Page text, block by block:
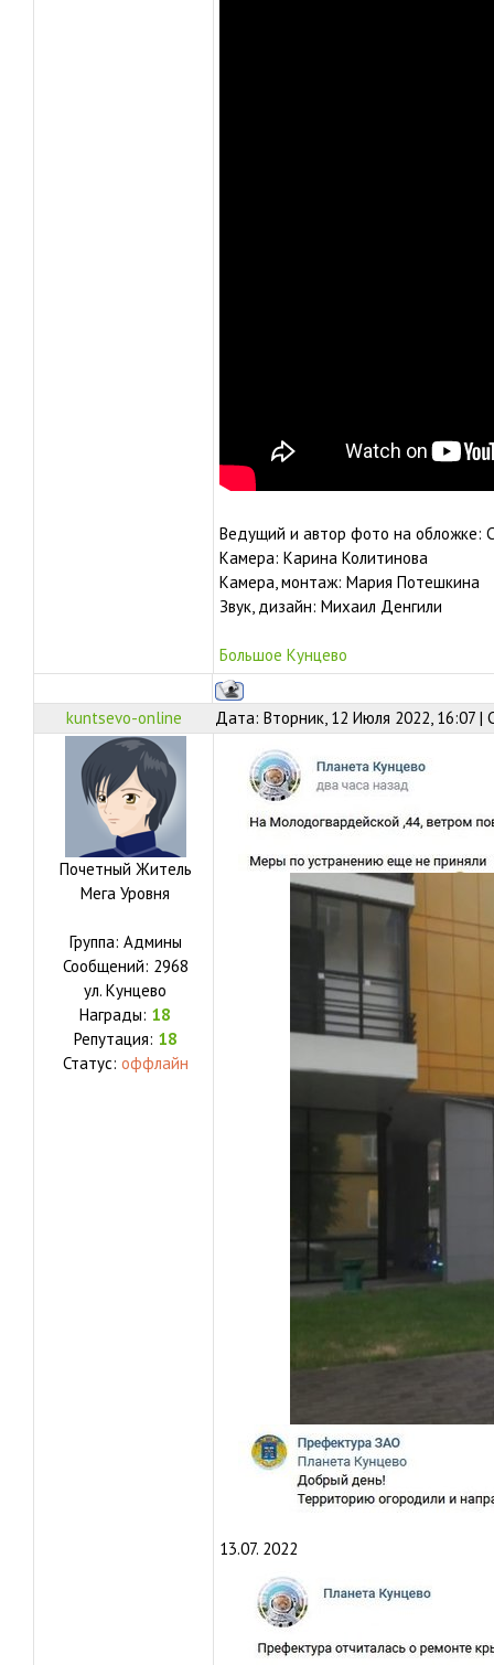
Ведущий и автор фото на обложке:
Камера: Карина Колитинова
Камера, монтаж: Мария Потешкина
Звук, дизайн: Михаил Денгили
Большое Кунцево
kuntsevo-online Дата: Вторник, 12 Июля 2022, 16:07 |
Почетный Житель
Мега Уровня
Группа: Админы
Сообщений: 2968
ул. Кунцево
Награды: 18
Репутация: 18
Статус: оффлайн
13.07. 2022